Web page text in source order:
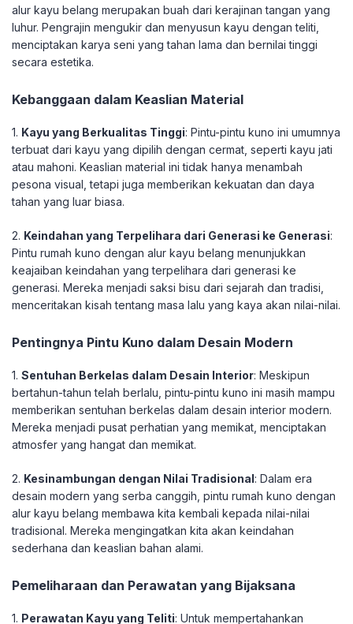
alur kayu belang merupakan buah dari kerajinan tangan yang
luhur. Pengrajin mengukir dan menyusun kayu dengan teliti,
menciptakan karya seni yang tahan lama dan bernilai tinggi
secara estetika.
Kebanggaan dalam Keaslian Material
1. Kayu yang Berkualitas Tinggi: Pintu-pintu kuno ini umumnya
terbuat dari kayu yang dipilih dengan cermat, seperti kayu jati
atau mahoni. Keaslian material ini tidak hanya menambah
pesona visual, tetapi juga memberikan kekuatan dan daya
tahan yang luar biasa.
2. Keindahan yang Terpelihara dari Generasi ke Generasi:
Pintu rumah kuno dengan alur kayu belang menunjukkan
keajaiban keindahan yang terpelihara dari generasi ke
generasi. Mereka menjadi saksi bisu dari sejarah dan tradisi,
menceritakan kisah tentang masa lalu yang kaya akan nilai-nilai.
Pentingnya Pintu Kuno dalam Desain Modern
1. Sentuhan Berkelas dalam Desain Interior: Meskipun
bertahun-tahun telah berlalu, pintu-pintu kuno ini masih mampu
memberikan sentuhan berkelas dalam desain interior modern.
Mereka menjadi pusat perhatian yang memikat, menciptakan
atmosfer yang hangat dan memikat.
2. Kesinambungan dengan Nilai Tradisional: Dalam era
desain modern yang serba canggih, pintu rumah kuno dengan
alur kayu belang membawa kita kembali kepada nilai-nilai
tradisional. Mereka mengingatkan kita akan keindahan
sederhana dan keaslian bahan alami.
Pemeliharaan dan Perawatan yang Bijaksana
1. Perawatan Kayu yang Teliti: Untuk mempertahankan